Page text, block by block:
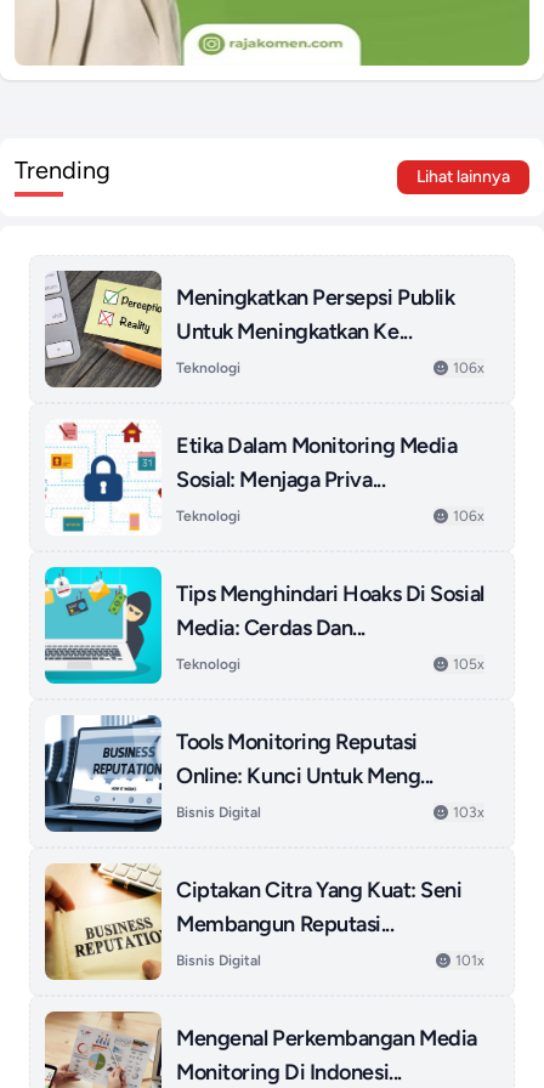
Trending Lihat lainnya
Meningkatkan Persepsi Publik
Untuk Meningkatkan Ke...
Teknologi 106x
Etika Dalam Monitoring Media
Sosial: Menjaga Priva...
Teknologi 106x
Tips Menghindari Hoaks Di Sosial
Media: Cerdas Dan...
Teknologi 105x
Tools Monitoring Reputasi
Online: Kunci Untuk Meng...
Bisnis Digital 103x
Ciptakan Citra Yang Kuat: Seni
Membangun Reputasi...
Bisnis Digital 101x
Mengenal Perkembangan Media
Monitoring Di Indonesi...